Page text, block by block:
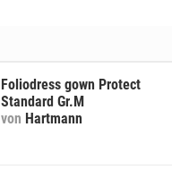
Foliodress gown Protect
Standard Gr.M
von Hartmann